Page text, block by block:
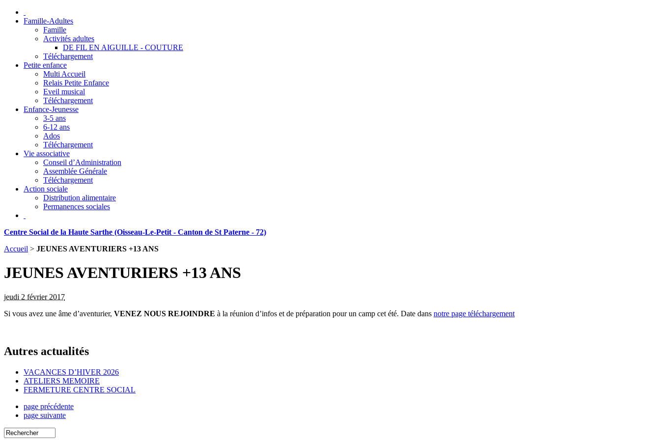
Famille-Adultes
Famille
Activités adultes
DE FIL EN AIGUILLE - COUTURE
Téléchargement
Petite enfance
Multi Accueil
Relais Petite Enfance
Eveil musical
Téléchargement
Enfance-Jeunesse
3-5 ans
6-12 ans
Ados
Téléchargement
Vie associative
Conseil d’Administration
Assemblée Générale
Téléchargement
Action sociale
Distribution alimentaire
Permanences sociales
Centre Social de la Haute Sarthe (Oisseau-Le-Petit - Canton de St Paterne - 72)
Accueil > JEUNES AVENTURIERS +13 ANS
JEUNES AVENTURIERS +13 ANS
jeudi 2 février 2017
Si vous avez une âme d’aventurier, VENEZ NOUS REJOINDRE à la réunion d’infos et de préparation pour un camp cet été. Date dans notre page téléchargement
Autres actualités
VACANCES D’HIVER 2026
ATELIERS MEMOIRE
FERMETURE CENTRE SOCIAL
page précédente
page suivante